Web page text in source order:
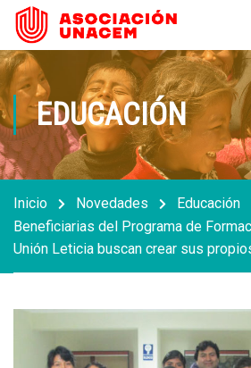
EDUCACIÓN
Inicio Novedades
Educación
Beneficiarias del Programa de
Unión Leticia buscan crear sus